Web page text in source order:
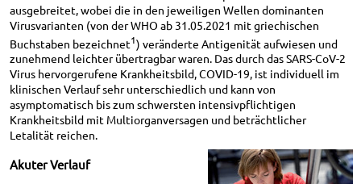
ausgebreitet, wobei die in den jeweiligen Wellen dominanten
Virusvarianten (von der WHO ab 31.05.2021 mit griechischen
Buchstaben bezeichnet1) veränderte Antigenität aufwiesen und
zunehmend leichter übertragbar waren. Das durch das SARS-CoV-2
Virus hervorgerufene Krankheitsbild, COVID-19, ist individuell im
klinischen Verlauf sehr unterschiedlich und kann von
asymptomatisch bis zum schwersten intensivpflichtigen
Krankheitsbild mit Multiorganversagen und beträchtlicher
Letalität reichen.
Akuter Verlauf